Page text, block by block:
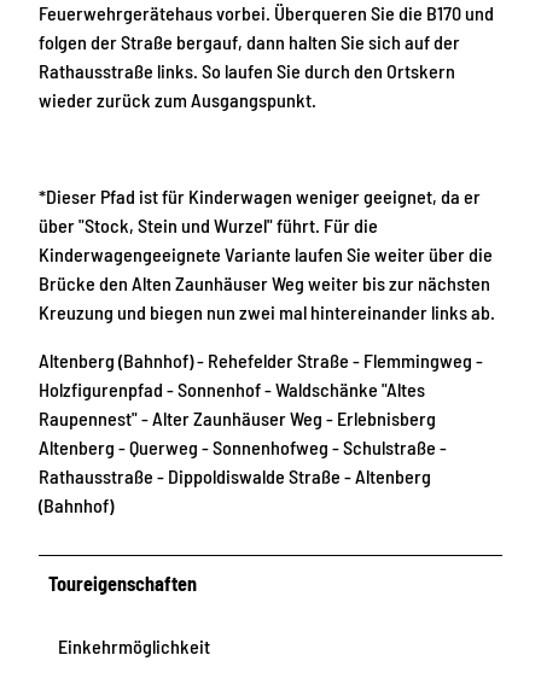
Feuerwehrgerätehaus vorbei. Überqueren Sie die B170 und
folgen der Straße bergauf, dann halten Sie sich auf der
Rathausstraße links. So laufen Sie durch den Ortskern
wieder zurück zum Ausgangspunkt.
*Dieser Pfad ist für Kinderwagen weniger geeignet, da er
über "Stock, Stein und Wurzel" führt. Für die
Kinderwagengeeignete Variante laufen Sie weiter über die
Brücke den Alten Zaunhäuser Weg weiter bis zur nächsten
Kreuzung und biegen nun zwei mal hintereinander links ab.
Altenberg (Bahnhof) - Rehefelder Straße - Flemmingweg -
Holzfigurenpfad - Sonnenhof - Waldschänke "Altes
Raupennest" - Alter Zaunhäuser Weg - Erlebnisberg
Altenberg - Querweg - Sonnenhofweg - Schulstraße -
Rathausstraße - Dippoldiswalde Straße - Altenberg
(Bahnhof)
Toureigenschaften
Einkehrmöglichkeit